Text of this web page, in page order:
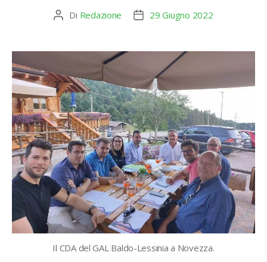
Autore
Di Redazione
Data29 Giugno 2022
Il CDA del GAL Baldo-Lessinia a Novezza.